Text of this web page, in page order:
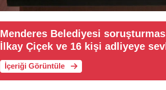
Menderes Belediyesi
İlkay Çiçek ve 16 kişi adliyeye
İçeriği Görüntüle